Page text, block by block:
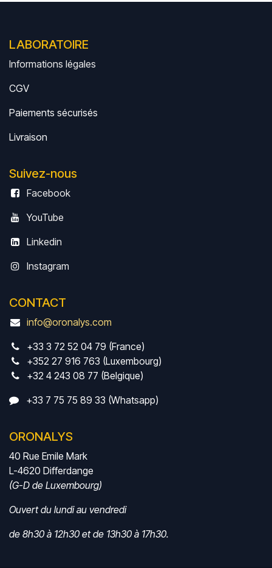
LABORATOIRE
Informations légales
CGV
Paiements sécurisés
Livraison
Suivez-nous
Facebook
YouTube
Linkedin
Instagram
CONTACT
info@oronalys.com
+33 3 72 52 04 79 (France)
+352 27 916 763 (Luxembourg)
+32 4 243 08 77 (Belgique)
+33 7 75 75 89 33 (Whatsapp)
ORONALYS
40 Rue Emile Mark
L-4620 Differdange
(G-D de Luxembourg)
Ouvert du lundi au vendredi
de 8h30 à 12h30 et de 13h30 à 17h30.